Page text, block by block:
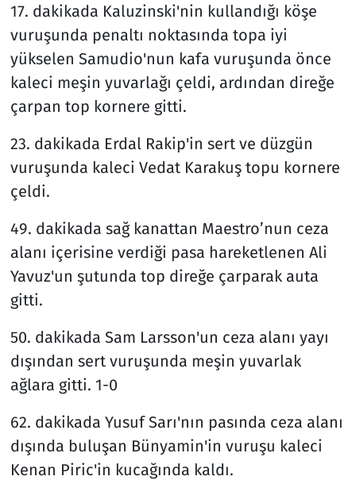
17. dakikada Kaluzinski'nin kullandığı köşe
vuruşunda penaltı noktasında topa iyi
yükselen Samudio'nun kafa vuruşunda önce
kaleci meşin yuvarlağı çeldi, ardından direğe
çarpan top kornere gitti.
23. dakikada Erdal Rakip'in sert ve düzgün
vuruşunda kaleci Vedat Karakuş topu kornere
çeldi.
49. dakikada sağ kanattan Maestro’nun ceza
alanı içerisine verdiği pasa hareketlenen Ali
Yavuz'un şutunda top direğe çarparak auta
gitti.
50. dakikada Sam Larsson'un ceza alanı yayı
dışından sert vuruşunda meşin yuvarlak
ağlara gitti. 1-0
62. dakikada Yusuf Sarı'nın pasında ceza alanı
dışında buluşan Bünyamin'in vuruşu kaleci
Kenan Piric'in kucağında kaldı.